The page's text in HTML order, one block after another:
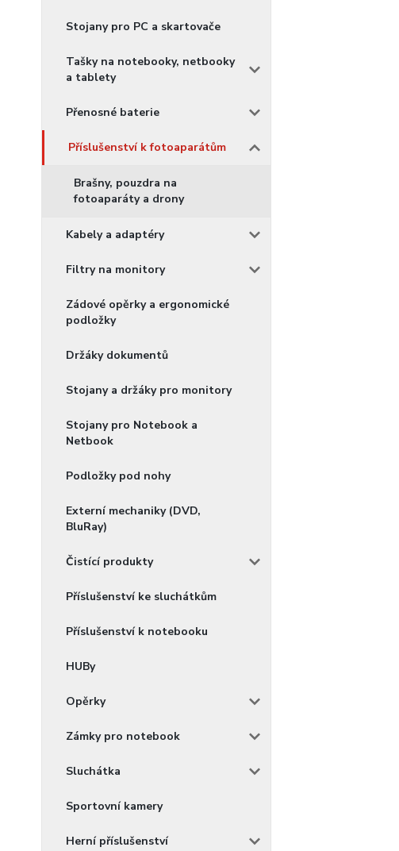
Stojany pro PC a skartovače
Tašky na notebooky, netbooky
a tablety
Přenosné baterie
Příslušenství k fotoaparátům
Brašny, pouzdra na
fotoaparáty a drony
Kabely a adaptéry
Filtry na monitory
Zádové opěrky a ergonomické
podložky
Držáky dokumentů
Stojany a držáky pro monitory
Stojany pro Notebook a
Netbook
Podložky pod nohy
Externí mechaniky (DVD,
BluRay)
Čistící produkty
Příslušenství ke sluchátkům
Příslušenství k notebooku
HUBy
Opěrky
Zámky pro notebook
Sluchátka
Sportovní kamery
Herní příslušenství